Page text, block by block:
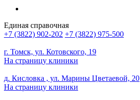
Единая справочная
+7 (3822) 902-202 +7 (3822) 975-500
г. Томск, ул. Котовского, 19
На страницу клиники
д. Кисловка , ул. Марины Цветаевой, 20
На страницу клиники